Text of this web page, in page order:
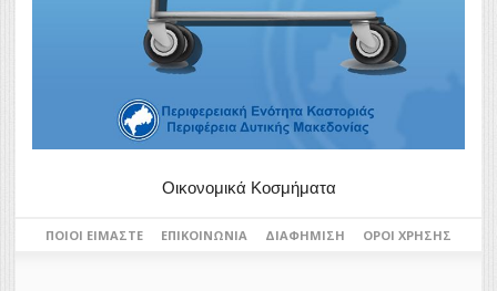
Οικονομικά Κοσμήματα
ΠΟΙΟΙ ΕΊΜΑΣΤΕ ΕΠΙΚΟΙΝΩΝΊΑ ΔΙΑΦΉΜΙΣΗ ΌΡΟΙ ΧΡΉΣΗΣ